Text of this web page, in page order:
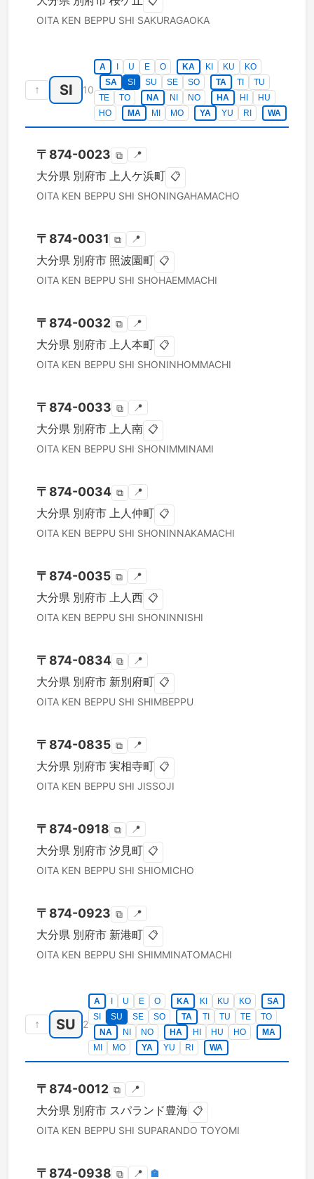
OITA KEN BEPPU SHI SAKURAGAOKA
↑ SI 10
A U E O KA KI KU
KO
SA
SI SU SE SO TA TI
TU
TE
TO NA NI NO HA HI
HU
HO
MA MI MO YA YU RI WA
〒 874-0023 ⧉ 📍
大分県 別府市 上人ケ浜町 📋
OITA KEN BEPPU SHI SHONINGAHAMACHO
〒 874-0031 ⧉ 📍
大分県 別府市 照波園町 📋
OITA KEN BEPPU SHI SHOHAEMMACHI
〒 874-0032 ⧉ 📍
大分県 別府市 上人本町 📋
OITA KEN BEPPU SHI SHONINHOMMACHI
〒 874-0033 ⧉ 📍
大分県 別府市 上人南 📋
OITA KEN BEPPU SHI SHONIMMINAMI
〒 874-0034 ⧉ 📍
大分県 別府市 上人仲町 📋
OITA KEN BEPPU SHI SHONINNAKAMACHI
〒 874-0035 ⧉ 📍
大分県 別府市 上人西 📋
OITA KEN BEPPU SHI SHONINNISHI
〒 874-0834 ⧉ 📍
大分県 別府市 新別府町 📋
OITA KEN BEPPU SHI SHIMBEPPU
〒 874-0835 ⧉ 📍
大分県 別府市 実相寺町 📋
OITA KEN BEPPU SHI JISSOJI
〒 874-0918 ⧉ 📍
大分県 別府市 汐見町 📋
OITA KEN BEPPU SHI SHIOMICHO
〒 874-0923 ⧉ 📍
大分県 別府市 新港町 📋
OITA KEN BEPPU SHI SHIMMINATOMACHI
↑ SU 2
A U E O KA KI KU KO
SA
SI
SU SE SO TA TI TU TE
TO
NA
NI NO HA HI HU HO
MA
MI
MO YA YU RI WA
〒 874-0012 ⧉ 📍
大分県 別府市 スパランド豊海 📋
OITA KEN BEPPU SHI SUPARANDO TOYOMI
〒 874-0938 ⧉ 📍 🏣